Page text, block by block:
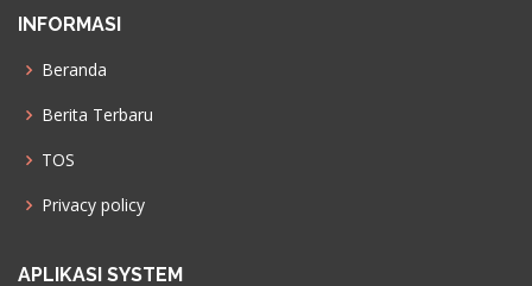
INFORMASI
Beranda
Berita Terbaru
TOS
Privacy policy
APLIKASI SYSTEM